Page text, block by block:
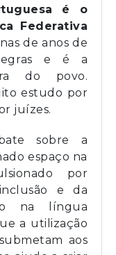
é o
Federativa
de anos de
e é a
do povo.
estudo por
juízes.
sobre a
espaço na
por
e da
na língua
a utilização
aos